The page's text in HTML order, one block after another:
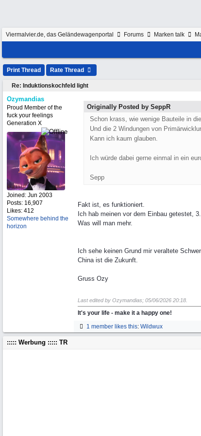
Viermalvier.de, das Geländewagenportal Forums Marken talk
Print Thread Rate Thread
Re: Induktionskochfeld light
Ozymandias
Proud Member of the
fuck your feelings
Generation X
Joined: Jun 2003
Posts: 16,907
Likes: 412
Somewhere behind the
horizon
Originally Posted by SeppR
Schon krass, wie wenige Bauteile in
Und die 2 Windungen von
Kann ich kaum glauben.
Ich würde dabei gerne einmal in ein
Sepp
Fakt ist, es funktioniert.
Ich hab meinen vor dem Einbau getestet,
Was will man mehr.
Ich sehe keinen Grund mir veraltete
China ist die Zukunft.
Gruss Ozy
Last edited by Ozymandias; 05/06/2026 20:18
It's your life - make it a happy one!
1 member likes this: Wildwux
::::: Werbung ::::: TR